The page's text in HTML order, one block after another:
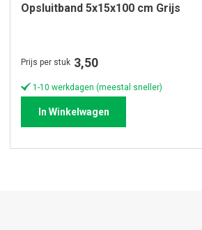
Opsluitband 5x15x100 cm Grijs
Prijs per stuk 3,50
1-10 werkdagen (meestal sneller)
In Winkelwagen